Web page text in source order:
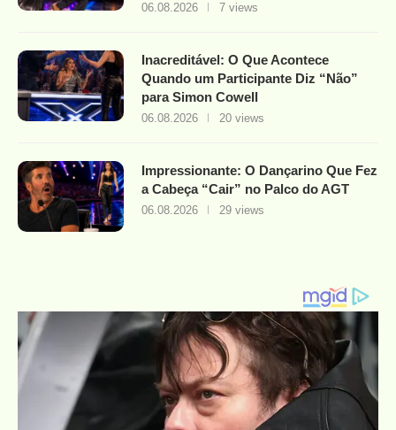
06.08.2026 7 views
Inacreditável: O Que Acontece
Quando um Participante Diz “Não”
para Simon Cowell
06.08.2026 20 views
Impressionante: O Dançarino Que Fez
a Cabeça “Cair” no Palco do AGT
06.08.2026 29 views